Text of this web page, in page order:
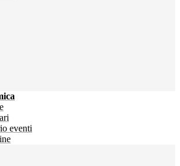
eventi